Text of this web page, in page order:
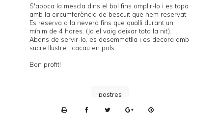
S'aboca la mescla dins el bol fins omplir-lo i es tapa
amb la circumferència de bescuit que hem reservat.
Es reserva a la nevera fins que qualli durant un
mínim de 4 hores. (Jo el vaig deixar tota la nit).
Abans de servir-lo, es desemmotlla i es decora amb
sucre llustre i cacau en pols.
Bon profit!
postres